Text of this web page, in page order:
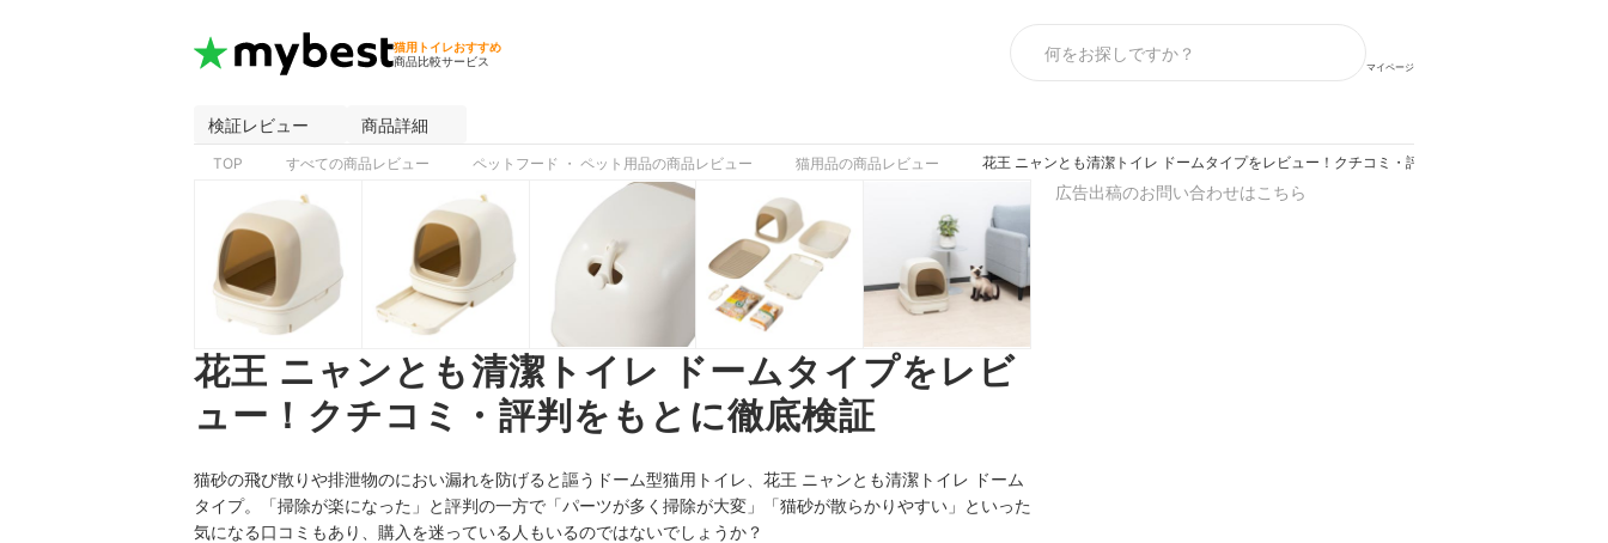
猫用トイレおすすめ
商品比較サービス
マイページ
検証レビュー 商品詳細
TOP すべての商品レビュー ペットフード ・ ペット用品の商品レビュー 猫用品の商品レビュー 花王 ニャンとも清潔トイレ ドームタイプをレビュー！クチコミ・評判をもとに徹底検証
花王 ニャンとも清潔トイレ ドームタイプをレビ
ュー！クチコミ・評判をもとに徹底検証
猫砂の飛び散りや排泄物のにおい漏れを防げると謳うドーム型猫用トイレ、花王 ニャンとも清潔トイレ ドーム
タイプ。「掃除が楽になった」と評判の一方で「パーツが多く掃除が大変」「猫砂が散らかりやすい」といった
気になる口コミもあり、購入を迷っている人もいるのではないでしょうか？
広告出稿のお問い合わせはこちら